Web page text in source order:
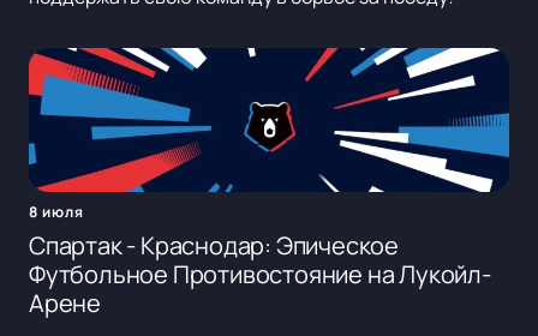
8 июля
Спартак - Краснодар: Эпическое
Футбольное Противостояние на Лукойл-
Арене